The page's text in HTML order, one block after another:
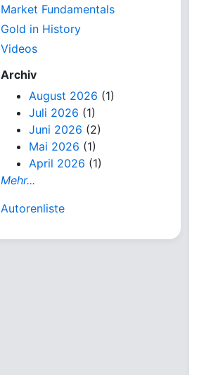
Market Fundamentals
Gold in History
Videos
Archiv
August 2026 (1)
Juli 2026 (1)
Juni 2026 (2)
Mai 2026 (1)
April 2026 (1)
Mehr...
Autorenliste